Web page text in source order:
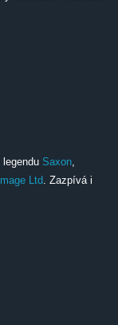
Saxon
Ltd . Zazpívá i